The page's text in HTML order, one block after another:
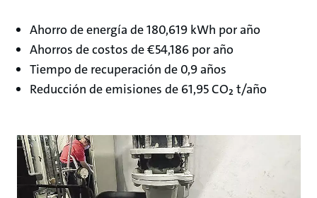
Ahorro de energía de 180,619 kWh por año
Ahorros de costos de €54,186 por año
Tiempo de recuperación de 0,9 años
Reducción de emisiones de 61,95 CO₂ t/año